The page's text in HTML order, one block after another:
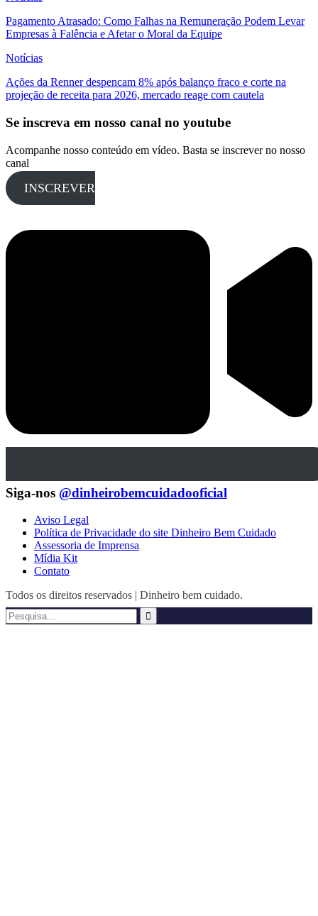
Pagamento Atrasado: Como Falhas na Remuneração Podem Levar
Empresas à Falência e Afetar o Moral da Equipe
Notícias
Ações da Renner despencam 8% após balanço fraco e corte na
projeção de receita para 2026, mercado reage com cautela
Se inscreva em nosso canal no youtube
Acompanhe nosso conteúdo em vídeo. Basta se inscrever no nosso
canal
INSCREVER
Siga-nos @dinheirobemcuidadooficial
Aviso Legal
Política de Privacidade do site Dinheiro Bem Cuidado
Assessoria de Imprensa
Mídia Kit
Contato
Todos os direitos reservados | Dinheiro bem cuidado.